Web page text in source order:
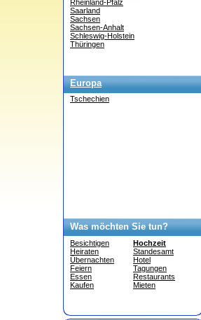
Rheinland-Pfalz
Saarland
Sachsen
Sachsen-Anhalt
Schleswig-Holstein
Thüringen
Europa
Tschechien
Was möchten Sie tun?
Besichtigen
Heiraten
Übernachten
Feiern
Essen
Kaufen
Hochzeit
Standesamt
Hotel
Tagungen
Restaurants
Mieten